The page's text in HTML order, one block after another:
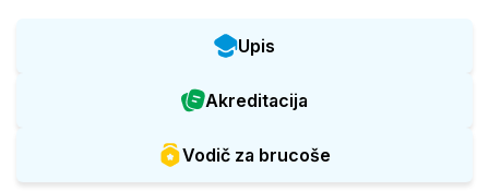
Upis
Akreditacija
Vodič za brucoše